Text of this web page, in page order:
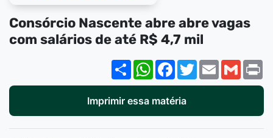
Consórcio Nascente abre abre vagas
com salários de até R$ 4,7 mil
ShareWhatsApp
Facebook
Twitter
EmailGmail
Imprimir essa matéria